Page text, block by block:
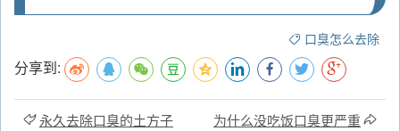
口臭怎么去除
分享到:
永久去除口臭的土方子 为什么没吃饭口臭更严重